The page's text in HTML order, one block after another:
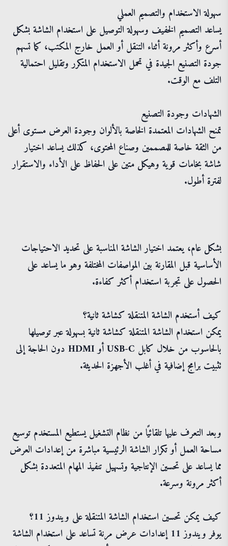
سهولة الاستخدام والتصميم العملي
يساعد التصميم الخفيف وسهولة التوصيل على استخدام الشاشة بشكل
أسرع وأكثر مرونة أثناء التنقل أو العمل خارج المكتب، كما تسهم
جودة التصنيع الجيدة في تحمل الاستخدام المتكرر وتقليل احتمالية
التلف مع الوقت.
الشهادات وجودة التصنيع
تمنح الشهادات المعتمدة الخاصة بالألوان وجودة العرض مستوى أعلى
من الثقة خاصة للمصممين وصناع المحتوى، كذلك يساعد اختيار
شاشة بخامات قوية وهيكل متين على الحفاظ على الأداء والاستقرار
لفترة أطول.
بشكل عام، يعتمد اختيار الشاشة المناسبة على تحديد الاحتياجات
الأساسية قبل المقارنة بين المواصفات المختلفة وهو ما يساعد على
الحصول على تجربة استخدام أكثر كفاءة.
كيف أستخدم الشاشة المتنقلة كشاشة ثانية؟
يمكن استخدام الشاشة المتنقلة كشاشة ثانية بسهولة عبر توصيلها
بالحاسوب من خلال كابل USB-C أو HDMI دون الحاجة إلى
تثبيت برامج إضافية في أغلب الأجهزة الحديثة.
وبعد التعرف عليها تلقائيًا من نظام التشغيل يستطيع المستخدم توسيع
مساحة العمل أو تكرار الشاشة الرئيسية مباشرة من إعدادات العرض
مما يساعد على تحسين الإنتاجية وتسهيل تنفيذ المهام المتعددة بشكل
أكثر مرونة وسرعة.
كيف يمكن تحسين استخدام الشاشة المتنقلة على ويندوز 11؟
يوفر ويندوز 11 إعدادات عرض مرنة تساعد على استخدام الشاشة